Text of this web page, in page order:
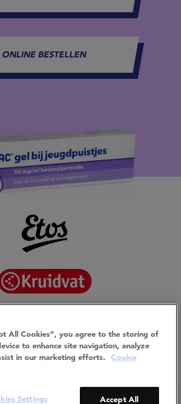
ONLINE BESTELLEN
All Cookies”, you agree to the storing of
to enhance site navigation, analyze
in our marketing efforts. Cookie
Accept All
Settings